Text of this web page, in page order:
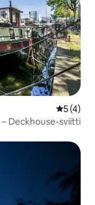
5 (4)
Deckhouse-sviitti